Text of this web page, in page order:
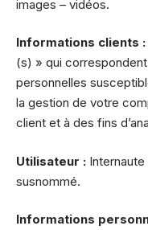
images – vidéos.
Informations clients :
(s) » qui
personnelles
la gestion de votre
client et à des fins
Utilisateur :
susnommé.
Informations